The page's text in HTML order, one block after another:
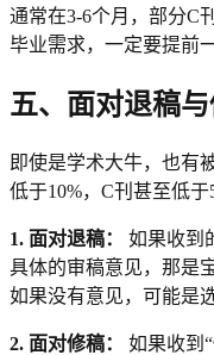
通常在3-6个月，部分C
毕业需求，一定要提前
五、面对退稿
即使是学术大牛，也有
低于10%，C刊甚至低于
1. 面对退稿：
如果收到
具体的审稿意见，那是
如果没有意见，可能是
2. 面对修稿：
如果收到